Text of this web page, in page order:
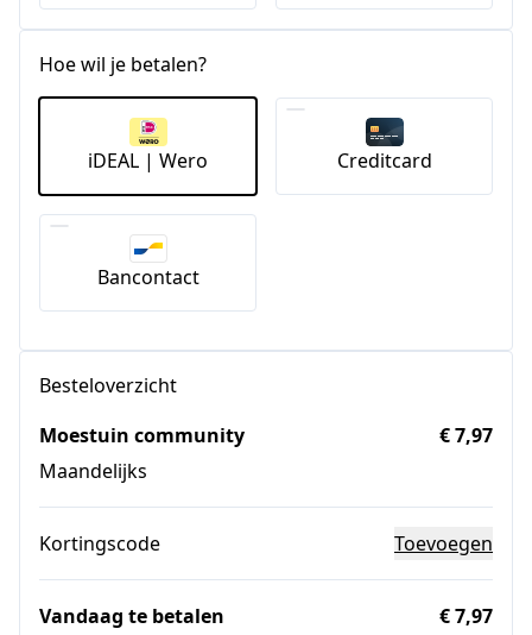
Hoe wil je betalen?
iDEAL | Wero Creditcard
Bancontact
Besteloverzicht
Moestuin community
Maandelijks
€ 7,97
Kortingscode Toevoegen
Vandaag te betalen
€ 7,97